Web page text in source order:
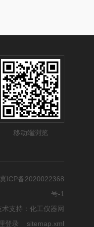
移动端浏览
冀ICP备2020022368
号-1
术支持： 化工仪器网
登录
sitemap.xml